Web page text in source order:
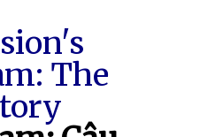
The